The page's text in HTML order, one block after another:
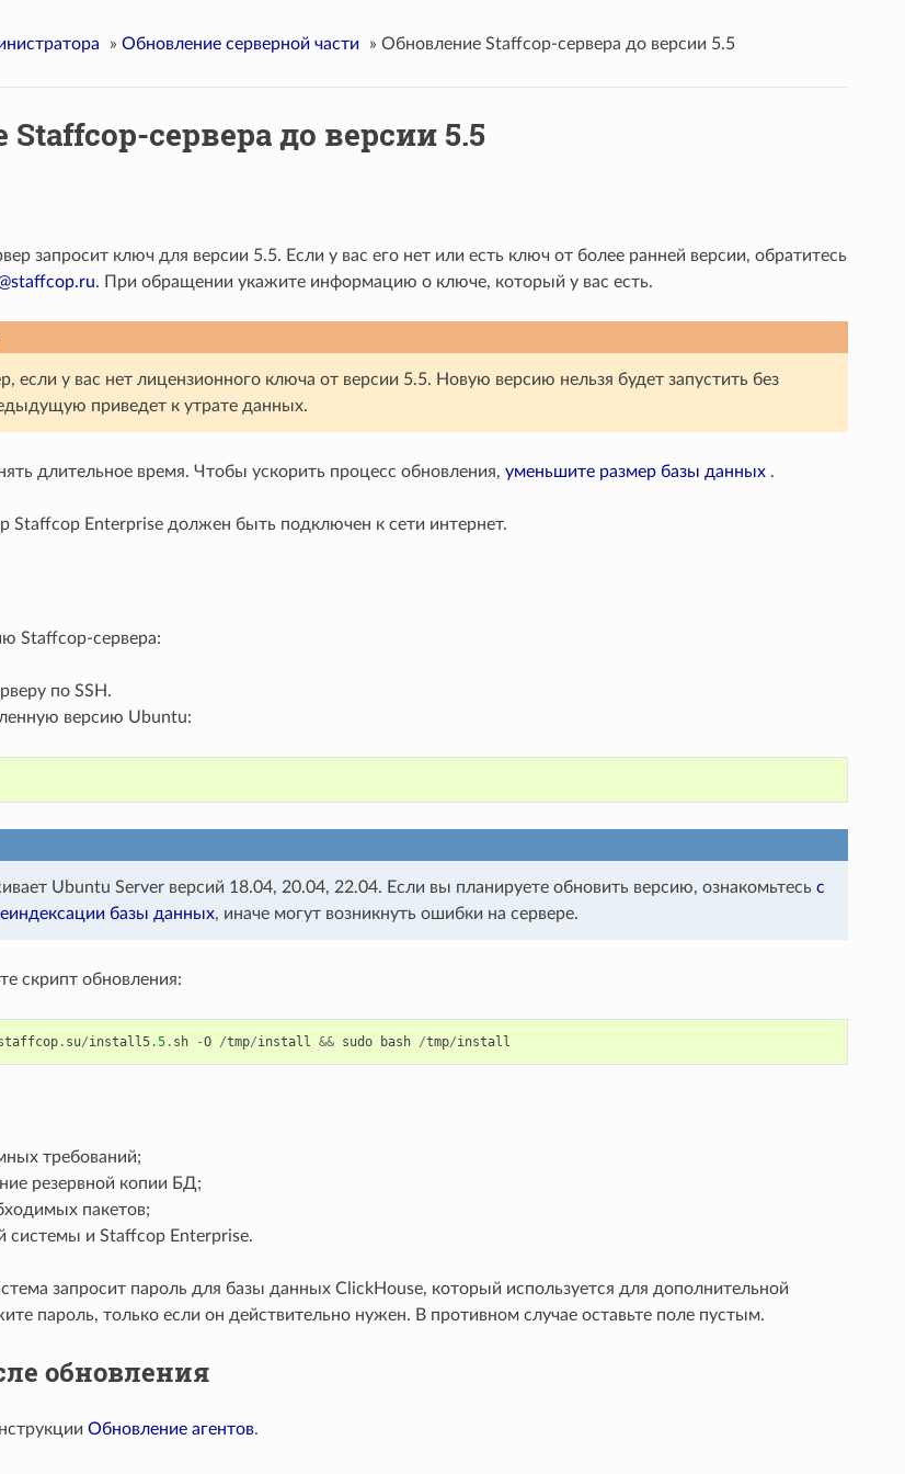
» Обновление серверной части » Обновление Staffcop-сервера до версии 5.5
сервера до версии 5.5
запросит ключ для версии 5.5. Если у вас его нет или есть ключ от более ранней версии, обратитесь
staffcop.ru. При обращении укажите информацию о ключе, который у вас есть.
если у вас нет лицензионного ключа от версии 5.5. Новую версию нельзя будет запустить без
приведет к утрате данных.
длительное время. Чтобы ускорить процесс обновления, уменьшите размер базы данных.
Staffcop Enterprise должен быть подключен к сети интернет.
Staffcop-сервера:
по SSH.
версию Ubuntu:
Ubuntu Server версий 18.04, 20.04, 22.04. Если вы планируете обновить версию, ознакомьтесь с
базы данных, иначе могут возникнуть ошибки на сервере.
скрипт обновления:
. su/install5.5. sh -O /tmp/install && sudo bash /tmp/install
требований;
резервной копии БД;
пакетов;
системы и Staffcop Enterprise.
запросит пароль для базы данных ClickHouse, который используется для дополнительной
пароль, только если он действительно нужен. В противном случае оставьте поле пустым.
обновления
Обновление агентов.